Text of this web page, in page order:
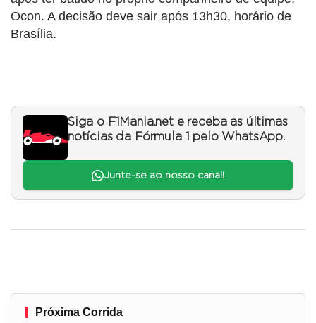
Ocon. A decisão deve sair após 13h30, horário de
Brasília.
Siga o F1Mania.net e receba as últimas
notícias da Fórmula 1 pelo WhatsApp.
Junte-se ao nosso canal!
Próxima Corrida